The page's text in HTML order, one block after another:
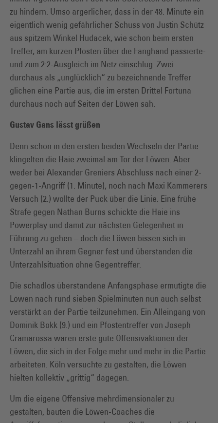
zu hindern. Umso ärgerlicher, dass in der 48. Minute ein
eigentlich wenig gefährlicher Schuss von Justin Schütz
aus spitzem Winkel Hudacek, wie schon beim ersten
Treffer, am kurzen Pfosten über die Fanghand passierte-
und zum 2:2-Ausgleich im Netz einschlug. Zwei
durchaus als „unglücklich“ zu bezeichnende Treffer
glichen eine Partie aus, die im ersten Drittel Fortuna
durchaus noch auf Seiten der Löwen sah.
Gustav Gans lässt grüßen
Denn schon in den ersten beiden Wechseln der Partie
klingelten die Haie zweimal am Tor der Löwen. Aber
weder bei Alexander Greniers Abschluss nach einer 2-
gegen-1-Angriff (1. Minute), noch nach Maxi Kammerers
Versuch (2.) wollte der Puck über die Linie. Eine frühe
Strafe gegen Nathan Burns schickte die Haie ins
Powerplay und damit zur nächsten Gelegenheit in
Führung zu gehen – doch die Löwen bissen sich in
Unterzahl an ihrem Gegner fest und überstanden die
Unterzahlsituation ohne Gegentreffer.
Die schadlos überstandene Anfangsphase ermutigte die
Löwen nach rund sieben Spielminuten nun auch selbst
verstärkt an der Partie teilzunehmen. Ein Alleingang von
Dominik Bokk (9.) und ein Pfostentreffer von Joseph
Cramarossa waren erste gute Offensivaktionen der
Löwen, die sich in der Folge mehr und mehr in die Partie
arbeiteten. Köln versuchte zu gestalten, die Löwen
hielten kollektiv „grittig“ dagegen.
Um die eigene Offensive mehrdimensionaler zu
gestalten, bauten die Löwen-Coaches die